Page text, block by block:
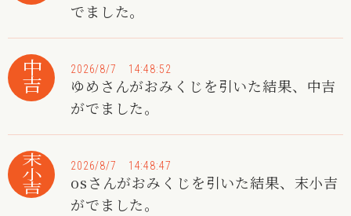
でました。
中吉 2026/8/7 14:48:52
ゆめさんがおみくじを引いた結果、中吉
がでました。
末小吉 2026/8/7 14:48:47
osさんがおみくじを引いた結果、末小吉
がでました。